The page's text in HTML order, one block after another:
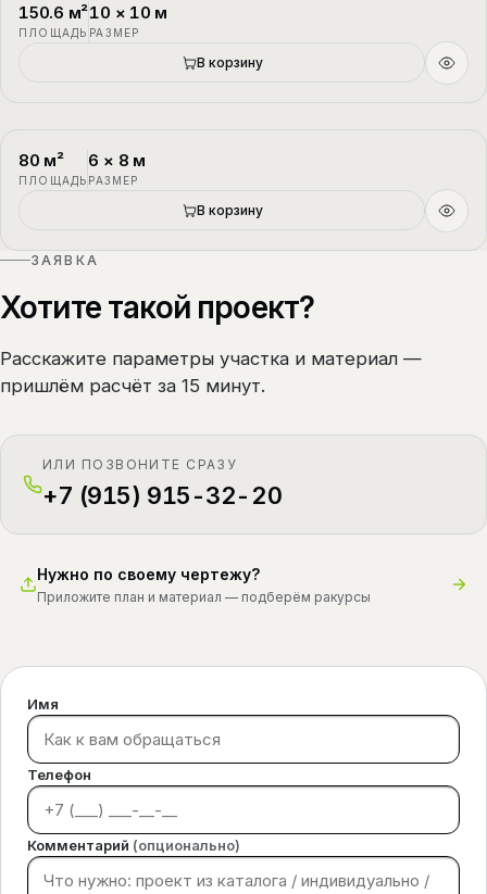
П-3
150.6 м²
ПЛОЩАДЬ
10 × 10 м
РАЗМЕР
В корзину
П-4
80 м²
ПЛОЩАДЬ
6 × 8 м
РАЗМЕР
В корзину
ЗАЯВКА
Хотите такой проект?
Расскажите параметры участка и материал —
пришлём расчёт за 15 минут.
ИЛИ ПОЗВОНИТЕ СРАЗУ
+7 (915) 915-32-20
Нужно по своему чертежу?
Приложите план и материал — подберём ракурсы
Имя
Телефон
Комментарий (опционально)